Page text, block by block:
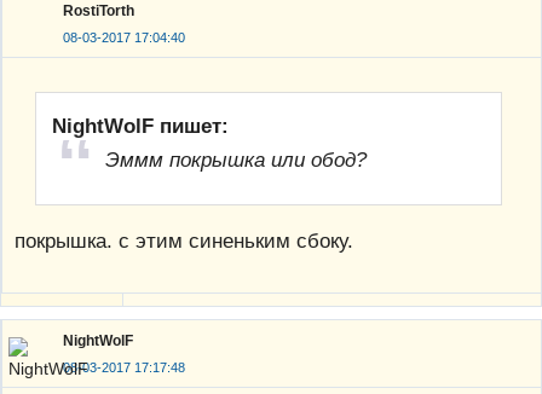
RostiTorth
08-03-2017 17:04:40
NightWolF пишет:
Эммм покрышка или обод?
покрышка. с этим синеньким сбоку.
NightWolF
08-03-2017 17:17:48